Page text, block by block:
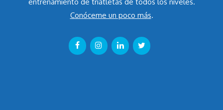
Conóceme un poco más.